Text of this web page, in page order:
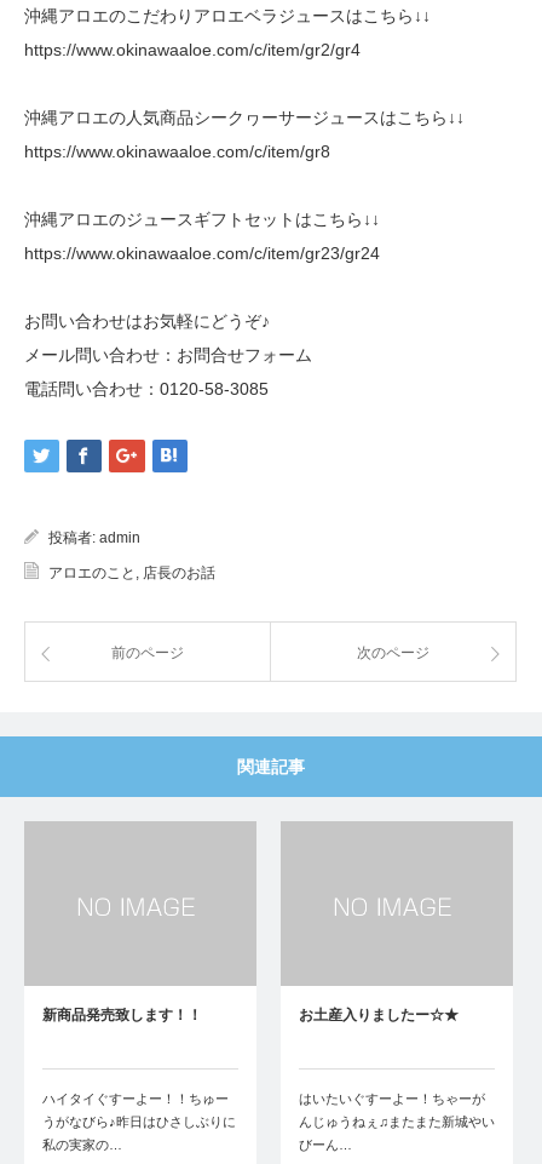
沖縄アロエのこだわりアロエベラジュースはこちら↓↓
https://www.okinawaaloe.com/c/item/gr2/gr4
沖縄アロエの人気商品シークヮーサージュースはこちら↓↓
https://www.okinawaaloe.com/c/item/gr8
沖縄アロエのジュースギフトセットはこちら↓↓
https://www.okinawaaloe.com/c/item/gr23/gr24
お問い合わせはお気軽にどうぞ♪
メール問い合わせ： お問合せフォーム
電話問い合わせ： 0120-58-3085
投稿者: admin
アロエのこと , 店長のお話
前のページ 次のページ
関連記事
新商品発売致します！！
ハイタイぐすーよー！！ちゅー
うがなびら♪昨日はひさしぶりに
私の実家の…
お土産入りましたー☆★
はいたいぐすーよー！ちゃーが
んじゅうねぇ♫またまた新城やい
びーん…